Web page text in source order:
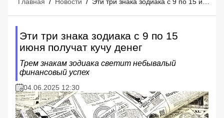
Эти три знака зодиака с 9 по 15
июня получат кучу денег
Трем знакам зодиака светит небывалый
финансовый успех
04.06.2025 12:30